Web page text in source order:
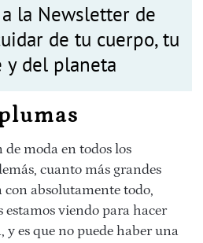
la Newsletter de
de tu cuerpo, tu
y del planeta
de moda en todos los
cuanto más grandes
con absolutamente todo,
estamos viendo para hacer
es que no puede haber una